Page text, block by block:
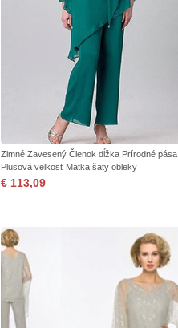
Zimné Zavesený Členok dĺžka Prírodné pása
Plusová velkosť Matka šaty obleky
€ 113,09